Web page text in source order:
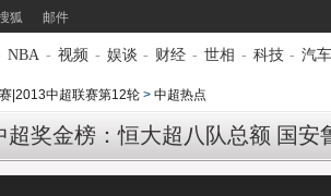
狐 邮件
NBA - 视频 - 娱谈 - 财经 - 世相 - 科技 - 汽车
|2013中超联赛第12轮 > 中超热点
超奖金榜：恒大超八队总额 国安